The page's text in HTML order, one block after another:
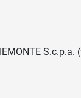
S.c.p.a.